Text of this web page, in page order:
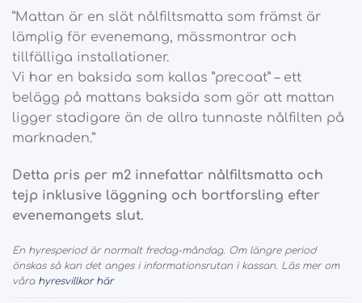
”Mattan är en slät nålfiltsmatta som främst är
lämplig för evenemang, mässmontrar och
tillfälliga installationer.
Vi har en baksida som kallas ”precoat” – ett
belägg på mattans baksida som gör att mattan
ligger stadigare än de allra tunnaste nålfilten på
marknaden.”
Detta pris per m2 innefattar nålfiltsmatta och
tejp inklusive läggning och bortforsling efter
evenemangets slut.
En hyresperiod är normalt fredag-måndag. Om längre period
önskas så kan det anges i informationsrutan i kassan. Läs mer om
våra hyresvillkor här